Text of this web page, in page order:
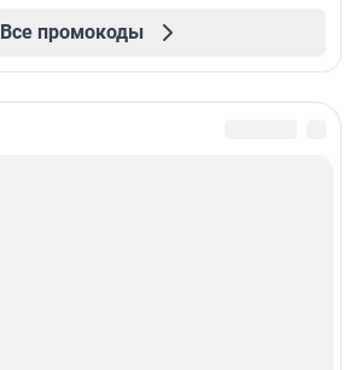
Все промокоды